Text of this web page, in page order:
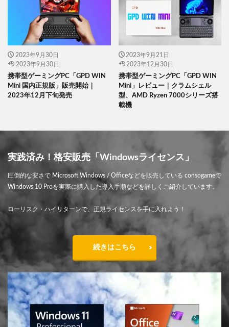
2023年9月30日
2023年9月30日
携帯型ゲーミングPC「GPD WIN
Mini 国内正規版」販売開始｜
2023年12月下旬発売
2023年9月21日
2023年12月30日
携帯型ゲーミングPC「GPD WIN
Mini」レビュー｜クラムシェル
型、AMD Ryzen 7000シリーズ搭
載機
実践済み！格安販売「Windowsライセンス」
圧倒的な安さで Microsoft Windows / Officeなどを販売している consogameで
Windows 10 Proを実際に購入した導入手順などを詳しくご紹介しています。
ローリスク・ハイリターンで、正規ライセンスを手に入れよう！
続きはこちら